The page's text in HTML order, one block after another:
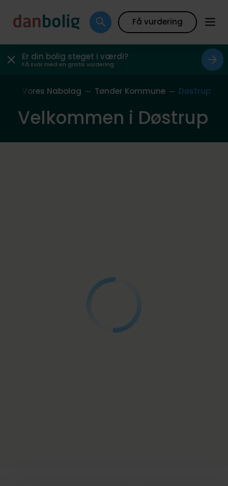
Få vurdering
Er din bolig steget i værdi?
Få svar med en gratis vurdering
Vores Nabolag Tønder Kommune Døstrup
Velkommen i Døstrup